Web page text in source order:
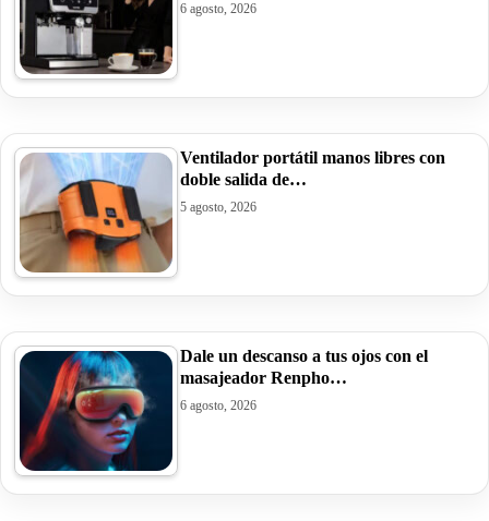
6 agosto, 2026
Ventilador portátil manos libres con
doble salida de…
5 agosto, 2026
Dale un descanso a tus ojos con el
masajeador Renpho…
6 agosto, 2026